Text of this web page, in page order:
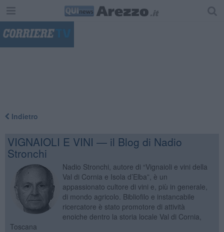
Indietro
VIGNAIOLI E VINI — il Blog di Nadio
Stronchi
Nadio Stronchi, autore di “Vignaioli e vini della
Val di Cornia e Isola d’Elba”, è un
appassionato cultore di vini e, più in generale,
di mondo agricolo. Bibliofilo e instancabile
ricercatore è stato promotore di attività
enoiche dentro la storia locale Val di Cornia,
Toscana